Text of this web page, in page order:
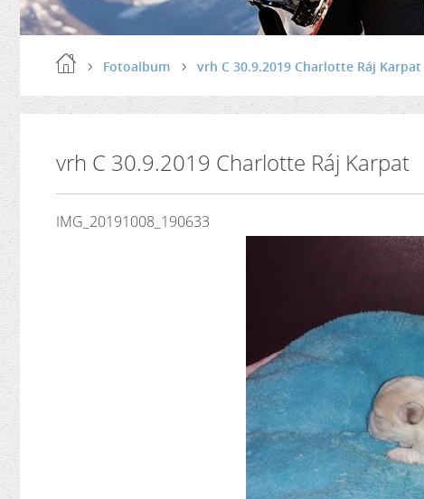
Fotoalbum vrh C 30.9.2019 Charlotte Ráj Karpat
vrh C 30.9.2019 Charlotte Ráj Karpat
IMG_20191008_190633